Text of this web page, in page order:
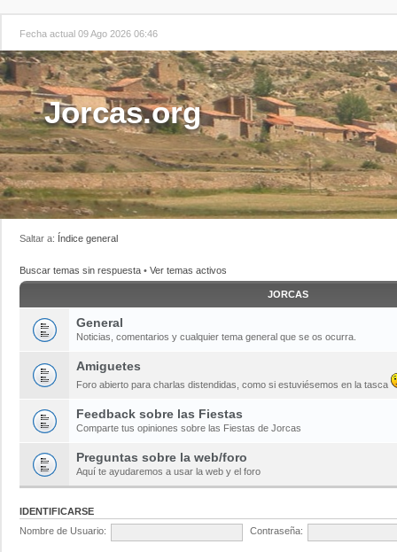
Fecha actual 09 Ago 2026 06:46
Jorcas.org
Saltar a: Índice general
Buscar temas sin respuesta • Ver temas activos
JORCAS
General
Noticias, comentarios y cualquier tema general que se os ocurra.
Amiguetes
Foro abierto para charlas distendidas, como si estuviésemos en la tasca
Feedback sobre las Fiestas
Comparte tus opiniones sobre las Fiestas de Jorcas
Preguntas sobre la web/foro
Aquí te ayudaremos a usar la web y el foro
IDENTIFICARSE
Nombre de Usuario:
Contraseña: